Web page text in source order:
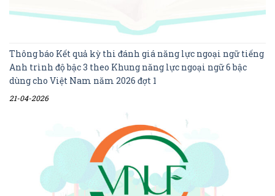
Thông báo Kết quả kỳ thi đánh giá năng lực ngoại ngữ tiếng
Anh trình độ bậc 3 theo Khung năng lực ngoại ngữ 6 bậc
dùng cho Việt Nam năm 2026 đợt 1
21-04-2026